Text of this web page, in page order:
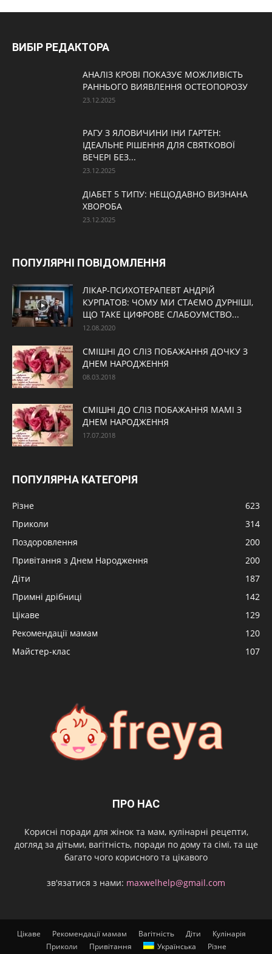
ВИБІР РЕДАКТОРА
АНАЛІЗ КРОВІ ПОКАЗУЄ МОЖЛИВІСТЬ
РАННЬОГО ВИЯВЛЕННЯ ОСТЕОПОРОЗУ
23.12.2025
РАГУ З ЯЛОВИЧИНИ ІНИ ГАРТЕН:
ІДЕАЛЬНЕ РІШЕННЯ ДЛЯ СВЯТКОВОЇ
ВЕЧЕРІ БЕЗ...
23.12.2025
ДІАБЕТ 5 ТИПУ: НЕЩОДАВНО ВИЗНАНА
ХВОРОБА
23.12.2025
ПОПУЛЯРНІ ПОВІДОМЛЕННЯ
ЛІКАР-ПСИХОТЕРАПЕВТ АНДРІЙ
КУРПАТОВ: ЧОМУ МИ СТАЄМО ДУРНІШІ,
ЩО ТАКЕ ЦИФРОВЕ СЛАБОУМСТВО...
12.08.2020
СМІШНІ ДО СЛІЗ ПОБАЖАННЯ ДОЧКУ З
ДНЕМ НАРОДЖЕННЯ
08.03.2018
СМІШНІ ДО СЛІЗ ПОБАЖАННЯ МАМІ З
ДНЕМ НАРОДЖЕННЯ
17.07.2018
ПОПУЛЯРНА КАТЕГОРІЯ
Різне
623
Приколи
314
Поздоровлення
200
Привітання з Днем Народження
200
Діти
187
Примні дрібниці
142
Цікаве
129
Рекомендації мамам
120
Майстер-клас
107
ПРО НАС
Корисні поради для жінок та мам, кулінарні рецепти,
догляд за дітьми, вагітність, поради по дому та сімї, та ще
багато чого корисного та цікавого
зв'язатися з нами: maxwelhelp@gmail.com
Цікаве Рекомендації мамам Вагітність Діти
Кулінарія
Приколи
Привітання Українська Різне